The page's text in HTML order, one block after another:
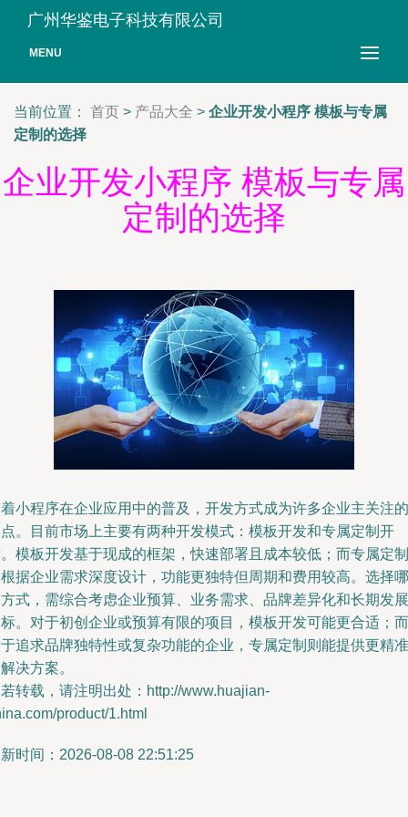
广州华鉴电子科技有限公司
MENU
当前位置： 首页 > 产品大全 > 企业开发小程序 模板与专属
定制的选择
企业开发小程序 模板与专属
定制的选择
小程序在企业应用中的普及，开发方式成为许多企业主关注的
。目前市场上主要有两种开发模式：模板开发和专属定制开
模板开发基于现成的框架，快速部署且成本较低；而专属定制
据企业需求深度设计，功能更独特但周期和费用较高。选择哪
式，需综合考虑企业预算、业务需求、品牌差异化和长期发展
。对于初创企业或预算有限的项目，模板开发可能更合适；而
追求品牌独特性或复杂功能的企业，专属定制则能提供更精准
决方案。
转载，请注明出处：http://www.huajian-
product/1.html
时间：2026-08-08 22:51:25